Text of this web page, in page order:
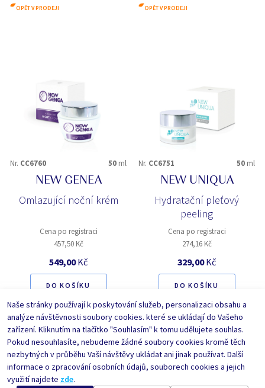
OPĚT V PRODEJI
Nr. CC6760 50 ml
NEW GENEA
Omlazující noční krém
Cena po registraci
457,50 Kč
549,00Kč
DO KOŠÍKU
Zadat počet kusů
OPĚT V PRODEJI
Nr. CC6751 50 ml
NEW UNIQUA
Hydratační pleťový
peeling
Cena po registraci
274,16 Kč
329,00Kč
DO KOŠÍKU
Zadat počet kusů
OPĚT V PRODEJI OPĚT V PRODEJI
Naše stránky používají k poskytování služeb, personalizaci obsahu a
analýze návštěvnosti soubory cookies. které se ukládají do Vašeho
zařízení. Kliknutím na tlačítko "Souhlasím" k tomu udělujete souhlas.
Pokud nesouhlasíte, nebudeme žádné soubory cookies kromě těch
nezbytných v průběhu Vaší návštěvy ukládat ani jinak používat. Další
informace o zpracování osobních údajů, souborech cookies a jejich
využití najdete zde.